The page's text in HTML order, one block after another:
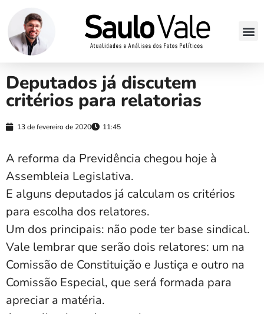
Deputados já discutem
critérios para relatorias
13 de fevereiro de 2020 11:45
A reforma da Previdência chegou hoje à
Assembleia Legislativa.
E alguns deputados já calculam os critérios
para escolha dos relatores.
Um dos principais: não pode ter base sindical.
Vale lembrar que serão dois relatores: um na
Comissão de Constituição e Justiça e outro na
Comissão Especial, que será formada para
apreciar a matéria.